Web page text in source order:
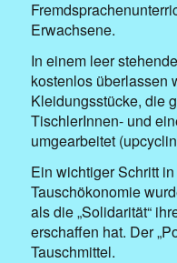
Erwachsene.
In einem leer
kostenlos überlassen
Kleidungsstücke, die
TischlerInnen- und
umgearbeitet
Ein wichtiger Schritt
Tauschökonomie
als die „Solidarität“
erschaffen hat. Der
Tauschmittel.